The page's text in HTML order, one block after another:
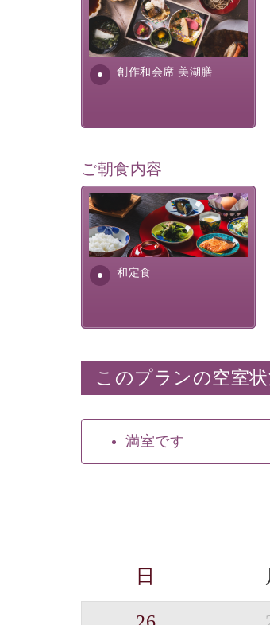
創作和会席 美湖膳
美湖膳とは諏訪の地で特別を
提供する為に料理長・神原 裕
明が考え出した創作和会席で
す。美しい諏訪湖の幸...
ご朝食内容
和定食
さっぱりとした和食膳に使わ
れる食材は、諏訪の名産品を
ふんだんに取り入れ、安心・
安全を心掛けた長野県産...
このプランの空室
満室です
日